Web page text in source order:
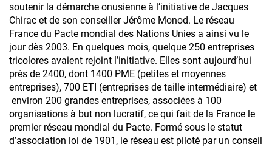
soutenir la démarche onusienne à l’initiative de Jacques
Chirac et de son conseiller Jérôme Monod. Le réseau
France du Pacte mondial des Nations Unies a ainsi vu le
jour dès 2003. En quelques mois, quelque 250 entreprises
tricolores avaient rejoint l’initiative. Elles sont aujourd’hui
près de 2400, dont 1400 PME (petites et moyennes
entreprises), 700 ETI (entreprises de taille intermédiaire) et
environ 200 grandes entreprises, associées à 100
organisations à but non lucratif, ce qui fait de la France le
premier réseau mondial du Pacte. Formé sous le statut
d’association loi de 1901, le réseau est piloté par un conseil
En soumettant ce formulaire, vous acceptez
que votre adresse e-mail soit utilisée par Rexel
pour l’envoi de newsletter et offres
promotionnelles. Vous pouvez vous
désabonner à tout moment grâce au lien
présent dans les e-mails qui vous sont
adressés.
S'inscrire à la Newsletter Courant Positif. Vous
pourrez vous désabonner à tout moment
grâce au lien présent dans les e-mails qui vous
seront adressés.
Valider